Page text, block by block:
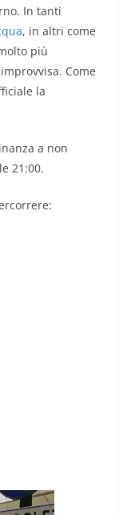
In tanti
, in altri come
più
Come
la
a non
21:00.